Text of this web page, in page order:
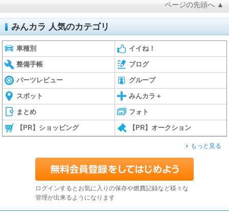
ページの先頭へ ▲
みんカラ 人気のカテゴリ
車種別 イイね！
整備手帳 ブログ
パーツレビュー グループ
スポット みんカラ＋
まとめ フォト
【PR】ショッピング 【PR】オークション
もっと見る
ログインするとお気に入りの保存や燃費記録など様々な
管理が出来るようになります